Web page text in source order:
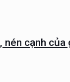
nén cạnh của